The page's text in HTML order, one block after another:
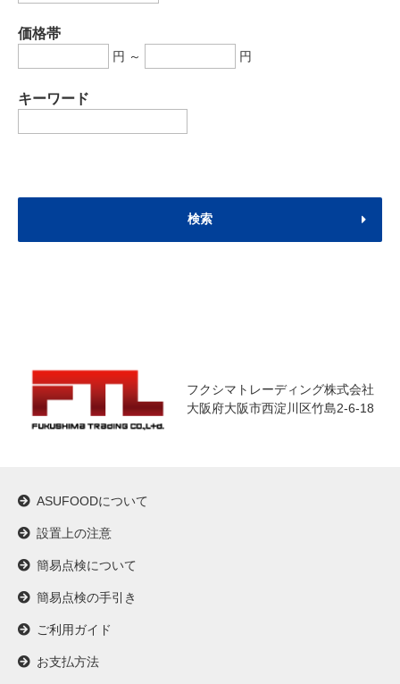
価格帯
円 ～ 円
キーワード
フクシマトレーディング株式会社
大阪府大阪市西淀川区竹島2-6-18
ASUFOODについて
設置上の注意
簡易点検について
簡易点検の手引き
ご利用ガイド
お支払方法